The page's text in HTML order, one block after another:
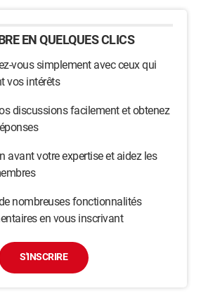
EN QUELQUES CLICS
vous simplement avec ceux qui
vos intérêts
discussions facilement et obtenez
avant votre expertise et aidez les
nombreuses fonctionnalités
en vous inscrivant
S'INSCRIRE